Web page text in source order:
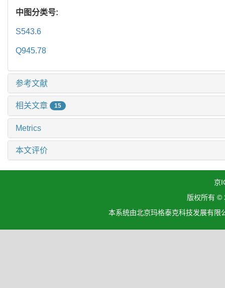
中图分类号:
S543.6
Q945.78
参考文献
相关文章 15
Metrics
本文评价
京
版权所有 ©
本系统由北京玛格泰克科技发展有